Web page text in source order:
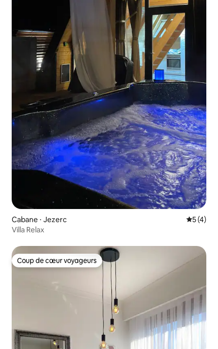
Cabane ⋅ Jezerc
5 (4)
Villa Relax
Coup de cœur voyageurs
Coup de cœur voyageurs